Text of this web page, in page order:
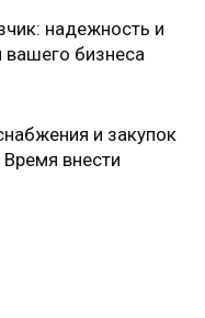
надежность и
вашего бизнеса
и закупок
Время внести